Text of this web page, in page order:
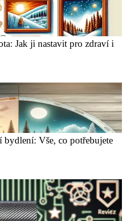
Jak ji nastavit pro zdraví i
bydlení: Vše, co potřebujete